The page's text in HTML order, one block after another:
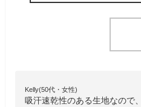
Kelly(50代・女性)
吸汗速乾性のある生地なので